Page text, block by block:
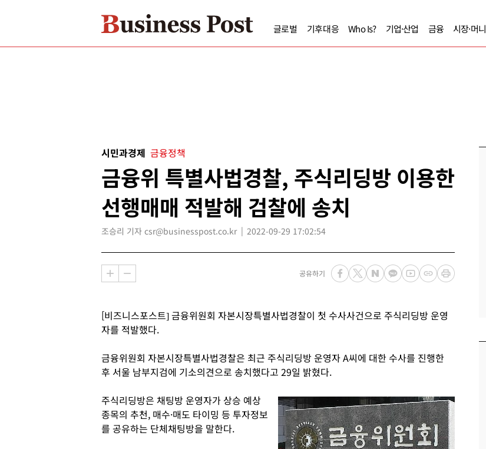
글로벌 기후대응 Who Is? 기업·산업 금융 시장·머니
시민과경제 금융정책
금융위 특별사법경찰, 주식리딩방 이용한
선행매매 적발해 검찰에 송치
조승리 기자 csr@businesspost.co.kr 2022-09-29 17:02:54
공유하기
[비즈니스포스트] 금융위원회 자본시장특별사법경찰이 첫 수사사건으로 주식리딩방 운영
자를 적발했다.
금융위원회 자본시장특별사법경찰은 최근 주식리딩방 운영자 A씨에 대한 수사를 진행한
후 서울 남부지검에 기소의견으로 송치했다고 29일 밝혔다.
주식리딩방은 채팅방 운영자가 상승 예상
종목의 추천, 매수·매도 타이밍 등 투자정보
를 공유하는 단체채팅방을 말한다.